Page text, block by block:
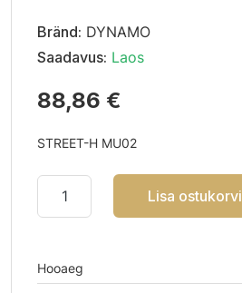
Bränd: DYNAMO
Saadavus: Laos
88,86 €
STREET-H MU02
Lisa ostukorvi
Hooaeg